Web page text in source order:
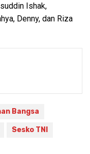
Ishak,
Denny, dan Riza
Bangsa
Sesko TNI